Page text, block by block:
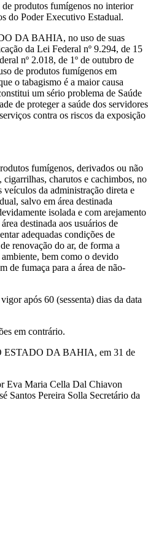
de produtos fumígenos no interior
do Poder Executivo Estadual.
DA BAHIA, no uso de suas
da Lei Federal nº 9.294, de 15
nº 2.018, de 1º de outubro de
de produtos fumígenos em
o tabagismo é a maior causa
um sério problema de Saúde
de proteger a saúde dos servidores
contra os riscos da exposição
fumígenos, derivados ou não
charutos e cachimbos, no
da administração direta e
salvo em área destinada
isolada e com arejamento
destinada aos usuários de
adequadas condições de
renovação do ar, de forma a
bem como o devido
de fumaça para a área de não-
após 60 (sessenta) dias da data
em contrário.
DA BAHIA, em 31 de
Eva Maria Cella Dal Chiavon
Santos Pereira Solla Secretário da